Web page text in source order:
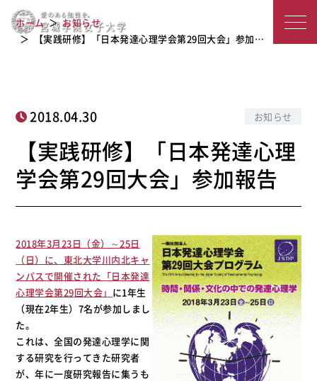
城
子
大
学
【実践研修】「日本発達心理学会第29
回大会」参加報告
ホーム
お知らせ
【実践研修】「日本発達心理学会第29回大会」参加…
2018.04.30 お知らせ
【実践研修】「日本発達心理
学会第29回大会」参加報告
2018年3月23日（金）～25日
（日）に、東北大学川内北キャ
ンパスで開催された「日本発達
心理学会第29回大会」 に1年生
（現在2年生）7名が参加しまし
た。
これは、全国の発達心理学に関
する研究を行ってきた研究者
が、年に一度研究報告に集うも